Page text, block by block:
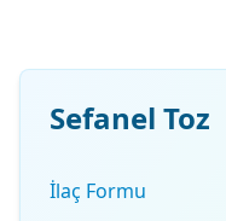
Sefanel Toz
İlaç Formu